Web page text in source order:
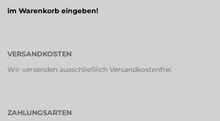
im Warenkorb eingeben!
VERSANDKOSTEN
Wir versenden ausschließlich Versandkostenfrei.
ZAHLUNGSARTEN